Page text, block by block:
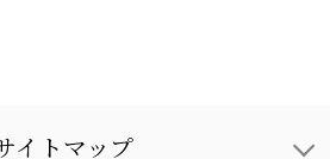
イトマップ